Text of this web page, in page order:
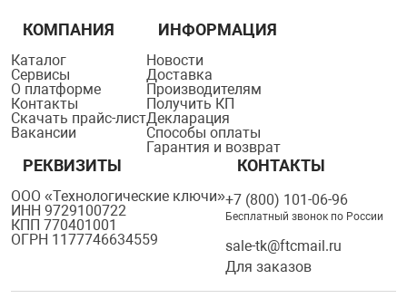
КОМПАНИЯ
Каталог
Сервисы
О платформе
Контакты
Скачать прайс-лист
Вакансии
ИНФОРМАЦИЯ
Новости
Доставка
Производителям
Получить КП
Декларация
Способы оплаты
Гарантия и возврат
РЕКВИЗИТЫ
ООО «Технологические ключи»
ИНН 9729100722
КПП 770401001
ОГРН 1177746634559
КОНТАКТЫ
+7 (800) 101-06-96
Бесплатный звонок по России
sale-tk@ftcmail.ru
Для заказов